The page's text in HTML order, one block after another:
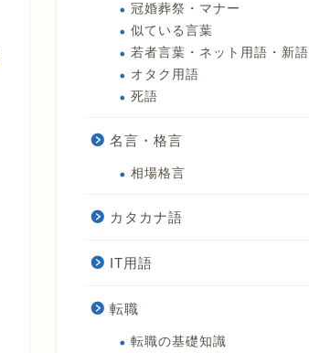
冠婚葬祭・マナー
似ている言葉
若者言葉・ネット用語・新語
オタク用語
死語
名言・格言
相場格言
カタカナ語
IT用語
転職
転職の基礎知識